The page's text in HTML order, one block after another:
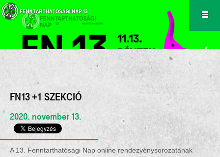
FN13 +1 SZEKCIÓ
2020. november 13.
A 13. Fenntarthatósági Nap online rendezvénysorozatának